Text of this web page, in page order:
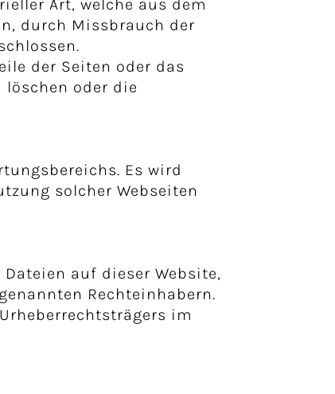
Art, welche aus dem
durch Missbrauch der
der Seiten oder das
löschen oder die
Es wird
solcher Webseiten
auf dieser Website,
Rechteinhabern.
im